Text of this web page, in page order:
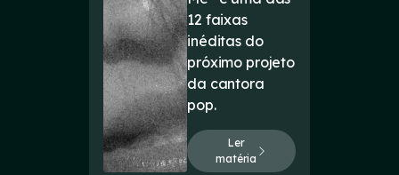
12 faixas
inéditas do
próximo projeto
da cantora
pop.
Ler
matéria